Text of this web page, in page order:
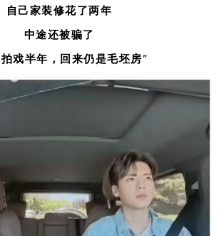
自己家装修花了两年
中途还被骗了
戏半年，回来仍是毛坯房”